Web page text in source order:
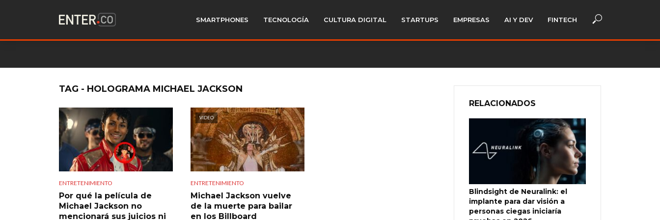
SMARTPHONES TECNOLOGÍA CULTURA DIGITAL STARTUPS EMPRESAS AI Y DEV FINTECH
TAG - HOLOGRAMA MICHAEL JACKSON
ENTRETENIMIENTO
Por qué la película de
Michael Jackson no
mencionará sus juicios ni
VIDEO
ENTRETENIMIENTO
Michael Jackson vuelve
de la muerte para bailar
en los Billboard
RELACIONADOS
Blindsight de Neuralink: el
implante para dar visión a
personas ciegas iniciaría